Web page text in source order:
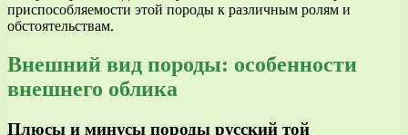
приспособляемости этой породы к различным ролям и
обстоятельствам.
Внешний вид породы: особенности
внешнего облика
Плюсы и минусы породы русский той